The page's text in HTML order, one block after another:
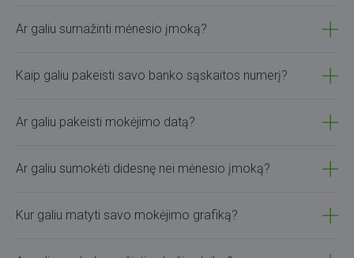
Ar galiu sumažinti mėnesio įmoką?
Kaip galiu pakeisti savo banko sąskaitos numerį?
Ar galiu pakeisti mokėjimo datą?
Ar galiu sumokėti didesnę nei mėnesio įmoką?
Kur galiu matyti savo mokėjimo grafiką?